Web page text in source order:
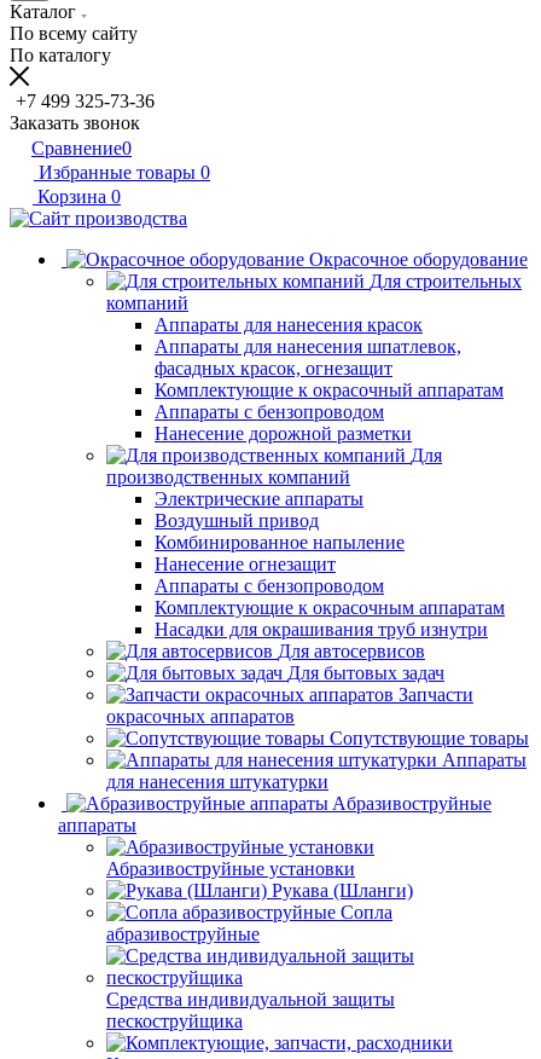
Каталог
По всему сайту
По каталогу
+7 499 325-73-36
Заказать звонок
Сравнение0
Избранные товары 0
Корзина 0
Окрасочное оборудование
Для строительных
компаний
Аппараты для нанесения красок
Аппараты для нанесения шпатлевок,
фасадных красок, огнезащит
Комплектующие к окрасочный аппаратам
Аппараты с бензопроводом
Нанесение дорожной разметки
Для
производственных компаний
Электрические аппараты
Воздушный привод
Комбинированное напыление
Нанесение огнезащит
Аппараты с бензопроводом
Комплектующие к окрасочным аппаратам
Насадки для окрашивания труб изнутри
Для автосервисов
Для бытовых задач
Запчасти
окрасочных аппаратов
Сопутствующие товары
Аппараты
для нанесения штукатурки
Aбразивоструйные
аппараты
Абразивоструйные установки
Рукава (Шланги)
Сопла
абразивоструйные
Средства индивидуальной защиты
пескоструйщика